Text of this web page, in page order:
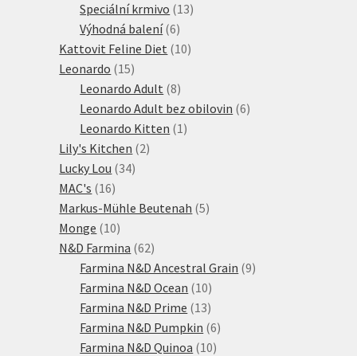
produktů
Speciální krmivo 1313
Výhodná balení 66
produktů
Kattovit Feline Diet 1010
Leonardo 1515
produktů
Leonardo Adult 88
produktů
Leonardo Adult bez obilovin 66
Leonardo Kitten 1 1
Lily's Kitchen 22
Lucky Lou 3434
MAC's 1616
produktů
Markus-Mühle Beutenah 55
Monge 1010
produktů
N&D Farmina 6262
produktů
Farmina N&D Ancestral Grain 99
Farmina N&D Ocean 1010
produktů
Farmina N&D Prime 1313
produktů
Farmina N&D Pumpkin 66
Farmina N&D Quinoa 1010